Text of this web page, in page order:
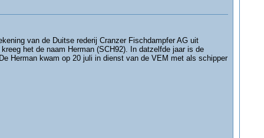
van de Duitse rederij Cranzer Fischdampfer AG uit
het de naam Herman (SCH92). In datzelfde jaar is de
Herman kwam op 20 juli in dienst van de VEM met als schipper